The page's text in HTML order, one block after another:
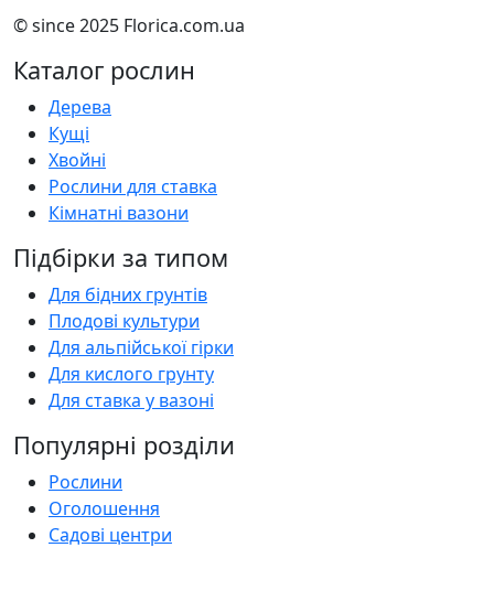
© since 2025 Florica.com.ua
Каталог рослин
Дерева
Кущі
Хвойні
Рослини для ставка
Кімнатні вазони
Підбірки за типом
Для бідних грунтів
Плодові культури
Для альпійської гірки
Для кислого грунту
Для ставка у вазоні
Популярні розділи
Рослини
Оголошення
Садові центри